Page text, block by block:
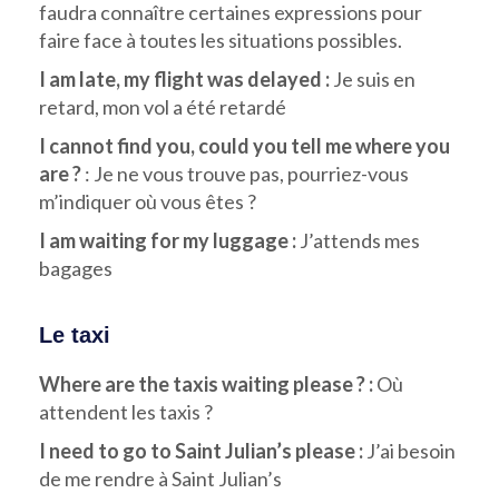
faudra connaître certaines expressions pour
faire face à toutes les situations possibles.
I am late, my flight was delayed :Je suis en
retard, mon vol a été retardé
I cannot find you, could you tell me where you
are ?: Je ne vous trouve pas, pourriez-vous
m’indiquer où vous êtes ?
I am waiting for my luggage :J’attends mes
bagages
Le taxi
Where are the taxis waiting please ? :Où
attendent les taxis ?
I need to go to Saint Julian’s please :J’ai besoin
de me rendre à Saint Julian’s